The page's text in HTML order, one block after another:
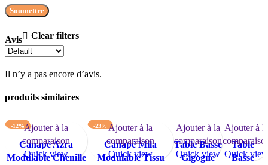
Avis Clear filters
Il n’y a pas encore d’avis.
produits similaires
-12%
Canapé Azra
Modulable Chenille
Ajouter à la
comparaison
Quick view
-23%
Canapé Mila
Modulable Tissu
Ajouter à la
comparaison
Quick view
Table Basse
Gigogne
Ajouter à la
comparaison
Quick view
Table
Basse
Ajouter à la
Quick view